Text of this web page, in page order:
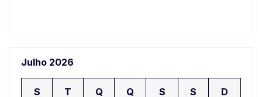
Julho 2026
S T Q Q S S D